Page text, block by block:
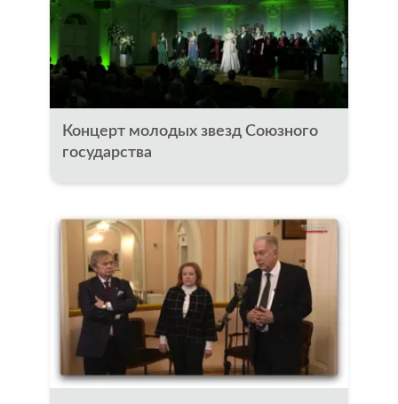
Концерт молодых звезд Союзного
государства